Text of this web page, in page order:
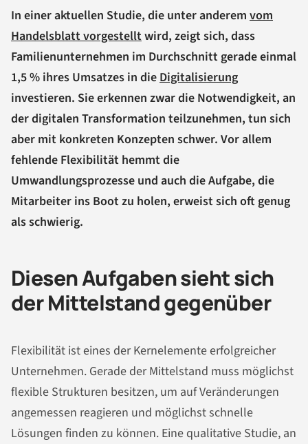
In einer aktuellen Studie, die unter anderem vom
Handelsblatt vorgestelltwird, zeigt sich, dass
Familienunternehmen im Durchschnitt gerade einmal
1,5 % ihres Umsatzes in die Digitalisierung
investieren. Sie erkennen zwar die Notwendigkeit, an
der digitalen Transformation teilzunehmen, tun sich
aber mit konkreten Konzepten schwer. Vor allem
fehlende Flexibilität hemmt die
Umwandlungsprozesse und auch die Aufgabe, die
Mitarbeiter ins Boot zu holen, erweist sich oft genug
als schwierig.
Diesen Aufgaben sieht sich
der Mittelstand gegenüber
Flexibilität ist eines der Kernelemente erfolgreicher
Unternehmen. Gerade der Mittelstand muss möglichst
flexible Strukturen besitzen, um auf Veränderungen
angemessen reagieren und möglichst schnelle
Lösungen finden zu können. Eine qualitative Studie, an